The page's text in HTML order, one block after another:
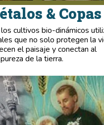
& Copas
cultivos bio-dinámicos
que no solo protegen la
el paisaje y conectan al
de la tierra.